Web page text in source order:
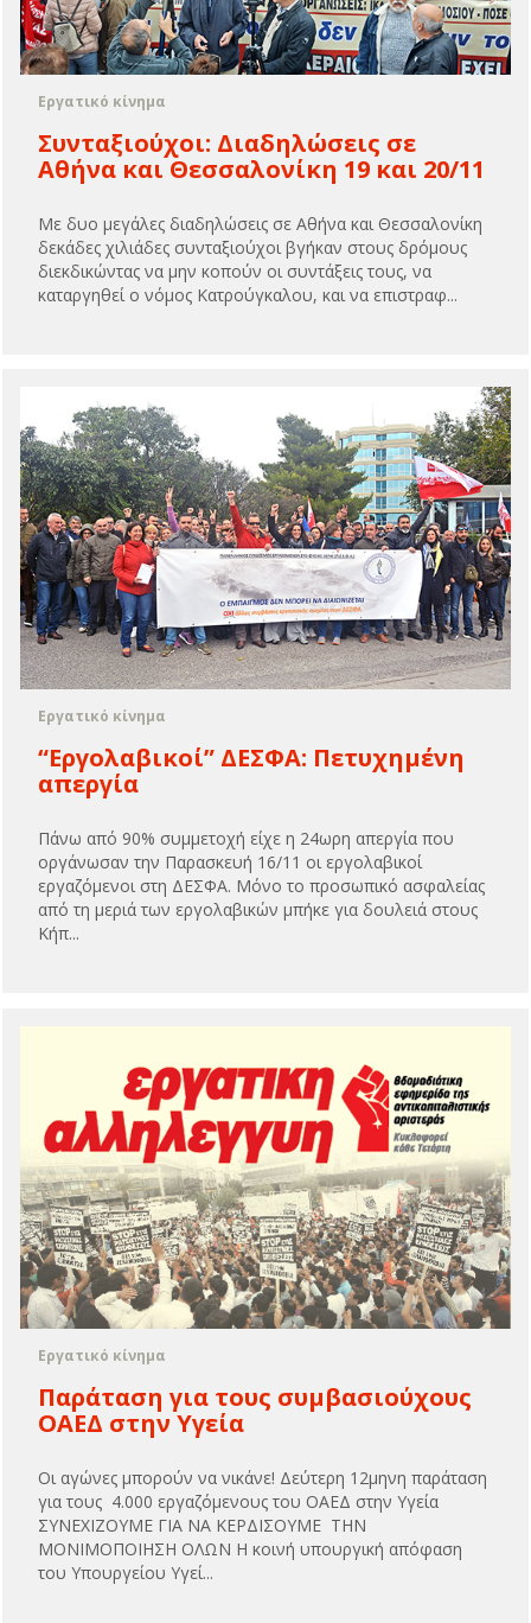
Εργατικό κίνημα
Συνταξιούχοι: Διαδηλώσεις σε
Αθήνα και Θεσσαλονίκη 19 και 20/11
Με δυο μεγάλες διαδηλώσεις σε Αθήνα και Θεσσαλονίκη
δεκάδες χιλιάδες συνταξιούχοι βγήκαν στους δρόμους
διεκδικώντας να μην κοπούν οι συντάξεις τους, να
καταργηθεί ο νόμος Κατρούγκαλου, και να επιστραφ...
Εργατικό κίνημα
“Εργολαβικοί” ΔΕΣΦΑ: Πετυχημένη
απεργία
Πάνω από 90% συμμετοχή είχε η 24ωρη απεργία που
οργάνωσαν την Παρασκευή 16/11 οι εργολαβικοί
εργαζόμενοι στη ΔΕΣΦΑ. Μόνο το προσωπικό ασφαλείας
από τη μεριά των εργολαβικών μπήκε για δουλειά στους
Κήπ...
Εργατικό κίνημα
Παράταση για τους συμβασιούχους
ΟΑΕΔ στην Υγεία
Οι αγώνες μπορούν να νικάνε! Δεύτερη 12μηνη παράταση
για τους 4.000 εργαζόμενους του ΟΑΕΔ στην Υγεία
ΣΥΝΕΧΙΖΟΥΜΕ ΓΙΑ ΝΑ ΚΕΡΔΙΣΟΥΜΕ ΤΗΝ
ΜΟΝΙΜΟΠΟΙΗΣΗ ΟΛΩΝ Η κοινή υπουργική απόφαση
του Υπουργείου Υγεί...